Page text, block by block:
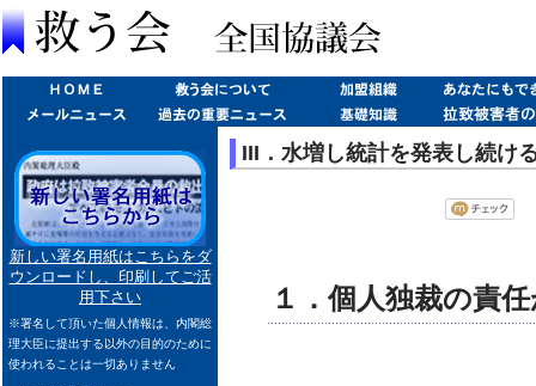
新しい署名用紙はこちらをダ
ウンロードし、印刷してご活
用下さい
※署名して頂いた個人情報は、内閣総
理大臣に提出する以外の目的のために
使われることは一切ありません
III．水増し統計を発表し続け
１．個人独裁の責